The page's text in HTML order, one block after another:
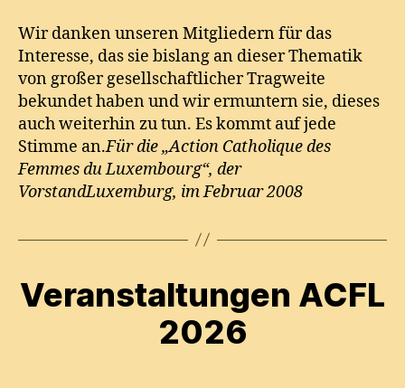
Wir danken unseren Mitgliedern für das
Interesse, das sie bislang an dieser Thematik
von großer gesellschaftlicher Tragweite
bekundet haben und wir ermuntern sie, dieses
auch weiterhin zu tun. Es kommt auf jede
Stimme an.Für die „Action Catholique des
Femmes du Luxembourg“, der
VorstandLuxemburg, im Februar 2008
Veranstaltungen ACFL
2026